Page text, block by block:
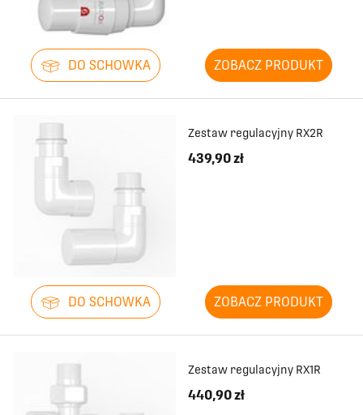
DO SCHOWKA ZOBACZ PRODUKT
Zestaw regulacyjny RX2R
439,90 zł
DO SCHOWKA ZOBACZ PRODUKT
Zestaw regulacyjny RX1R
440,90 zł